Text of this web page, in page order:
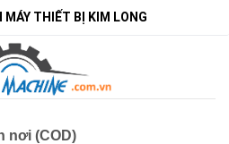
MÁY THIẾT BỊ KIM LONG
nơi (COD)